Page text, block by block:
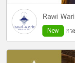
Rawi
New กร